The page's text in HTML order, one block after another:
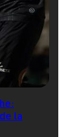
la